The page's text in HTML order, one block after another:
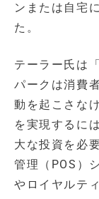
ンまたは自宅
た。
テーラー氏は
パークは消費
動を起こさな
を実現するに
大な投資を必
管理（POS）
やロイヤルテ